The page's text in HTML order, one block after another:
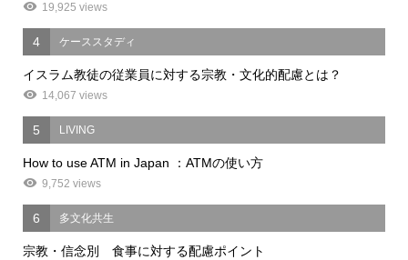
19,925 views
4 ケーススタディ
イスラム教徒の従業員に対する宗教・文化的配慮とは？
14,067 views
5 LIVING
How to use ATM in Japan ：ATMの使い方
9,752 views
6 多文化共生
宗教・信念別 食事に対する配慮ポイント